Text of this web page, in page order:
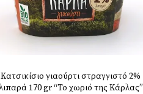
Κατσικίσιο γιαούρτι στραγγιστό 2%
λιπαρά 170 gr “Το χωριό της Κάρλας”